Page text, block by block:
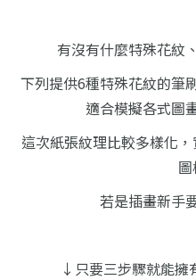
有沒有什麼特殊花紋
下列提供6種特殊花紋的筆
適合模擬各式圖
這次紙張紋理比較多樣化
若是插畫新手
↓只要三步驟就能